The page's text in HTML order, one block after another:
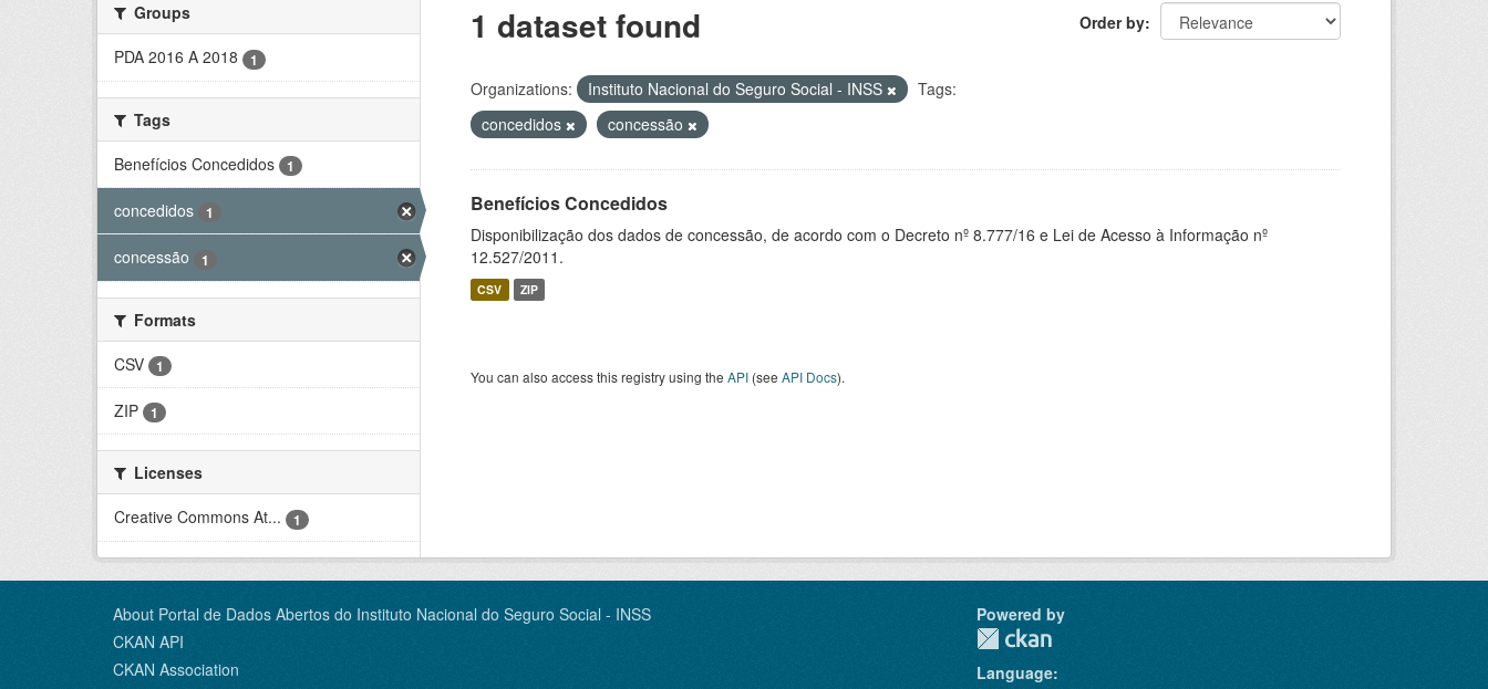
Groups
PDA 2016 A 2018
1
Tags
Benefícios Concedidos
1
concedidos 1
concessão 1
Formats
CSV
1
ZIP 1
Licenses
Creative Commons At...
1
Order by
1 dataset found
Organizations: Instituto Nacional do Seguro Social - INSS
Tags:
concedidos
concessão
Benefícios Concedidos
Disponibilização dos dados de concessão, de acordo com o Decreto nº 8.777/16 e Lei de Acesso à Informação nº
12.527/2011.
CSV ZIP
You can also access this registry using the API (see API Docs).
About Portal de Dados Abertos do Instituto Nacional do Seguro Social - INSS
CKAN API
CKAN Association
Powered by
Language